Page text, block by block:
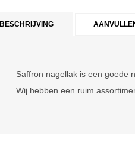
BESCHRIJVING
Saffron nagellak is een goede
Wij hebben een ruim